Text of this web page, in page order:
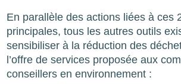
En parallèle des actions liées à ces
principales, tous les autres outils
sensibiliser à la réduction des
l’offre de services proposée aux
conseillers en environnement :